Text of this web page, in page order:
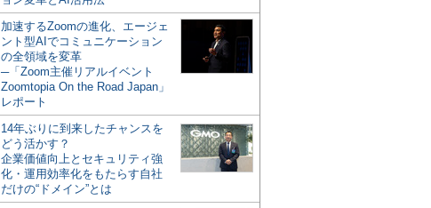
加速するZoomの進化、エージェ
ント型AIでコミュニケーション
の全領域を変革
─「Zoom主催リアルイベント
Zoomtopia On the Road Japan」
レポート
14年ぶりに到来したチャンスを
どう活かす？
企業価値向上とセキュリティ強
化・運用効率化をもたらす自社
だけの“ドメイン”とは